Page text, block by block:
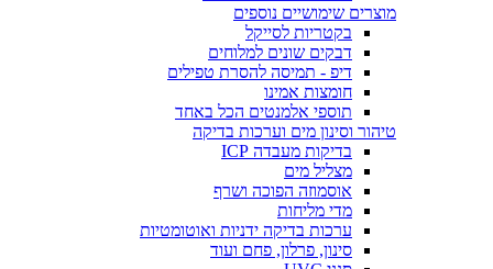
מוצרים שימושיים נוספים
בקטריות לסייקל
דבקים שונים למלוחים
דיפ - תמיסה להסרת טפילים
חומצות אמינו
תוספי אלמנטים הכל באחד
טיהור וסינון מים וערכות בדיקה
בדיקות מעבדה ICP
מצליל מים
אוסמוזה הפוכה ושרף
מדי מליחות
ערכות בדיקה ידניות ואוטומטיות
סינון, פרלון, פחם ועוד